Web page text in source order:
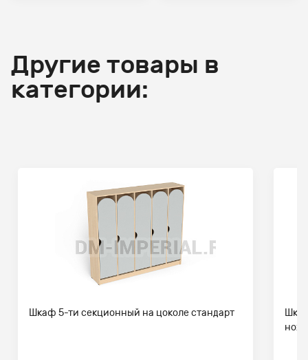
Другие товары в
категории:
Шкаф 5-ти секционный на цоколе стандарт